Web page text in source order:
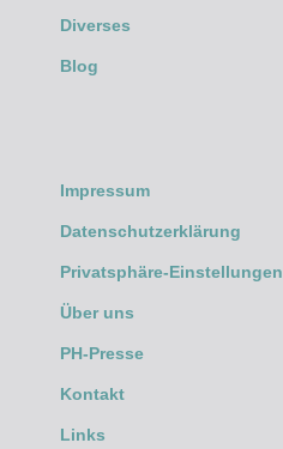
Diverses
Blog
Impressum
Datenschutzerklärung
Privatsphäre-Einstellungen
Über uns
PH-Presse
Kontakt
Links